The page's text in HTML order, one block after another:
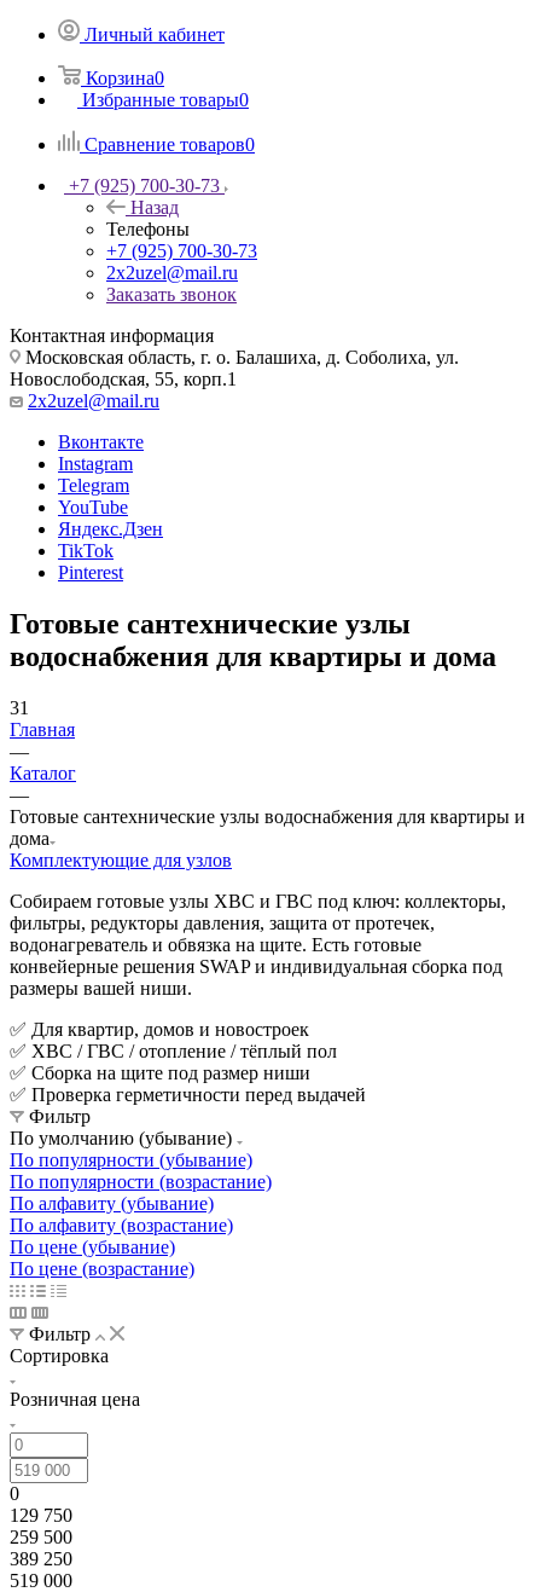
Личный кабинет
Корзина0
Избранные товары0
Сравнение товаров0
+7 (925) 700-30-73
Назад
Телефоны
+7 (925) 700-30-73
2x2uzel@mail.ru
Заказать звонок
Контактная информация
Московская область, г. о. Балашиха, д. Соболиха, ул.
Новослободская, 55, корп.1
2x2uzel@mail.ru
Вконтакте
Instagram
Telegram
YouTube
Яндекс.Дзен
TikTok
Pinterest
Готовые сантехнические узлы
водоснабжения для квартиры и дома
31
Главная
—
Каталог
—
Готовые сантехнические узлы водоснабжения для квартиры и
дома
Комплектующие для узлов
Собираем готовые узлы ХВС и ГВС под ключ: коллекторы,
фильтры, редукторы давления, защита от протечек,
водонагреватель и обвязка на щите. Есть готовые
конвейерные решения SWAP и индивидуальная сборка под
размеры вашей ниши.
✅ Для квартир, домов и новостроек
✅ ХВС / ГВС / отопление / тёплый пол
✅ Сборка на щите под размер ниши
✅ Проверка герметичности перед выдачей
Фильтр
По умолчанию (убывание)
По популярности (убывание)
По популярности (возрастание)
По алфавиту (убывание)
По алфавиту (возрастание)
По цене (убывание)
По цене (возрастание)
Фильтр
Сортировка
Розничная цена
0
129 750
259 500
389 250
519 000